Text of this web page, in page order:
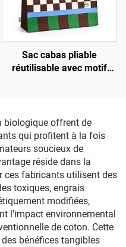
Sac cabas pliable
réutilisable avec motif
non tissé
biologique offrent de
qui profitent à la fois
soucieux de
réside dans la
ces fabricants utilisent des
toxiques, engrais
modifiées,
l'impact environnemental
de coton. Cette
bénéfices tangibles